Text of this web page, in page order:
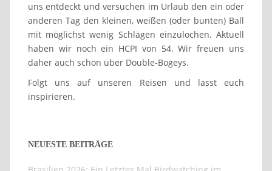
uns entdeckt und versuchen im Urlaub den ein oder
anderen Tag den kleinen, weißen (oder bunten) Ball
mit möglichst wenig Schlägen einzulochen. Aktuell
haben wir noch ein HCPI von 54. Wir freuen uns
daher auch schon über Double-Bogeys.
Folgt uns auf unseren Reisen und lasst euch
inspirieren.
NEUESTE BEITRÄGE